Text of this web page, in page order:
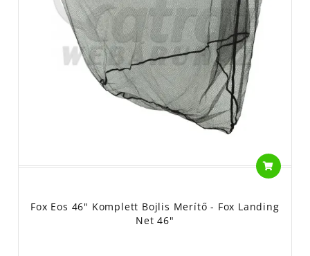
Fox Eos 46" Komplett Bojlis Merítő - Fox Landing
Net 46"